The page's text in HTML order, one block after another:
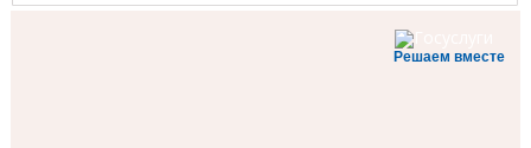
Решаем вместе